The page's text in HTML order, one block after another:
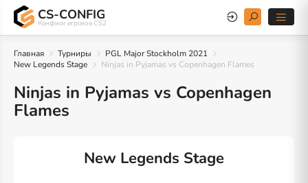
CS-CONFIG
Конфиги игроков CS2
Главная Турниры
PGL Major Stockholm 2021
New Legends Stage
Ninjas in Pyjamas vs Copenhagen Flames
Ninjas in Pyjamas vs Copenhagen
Flames
New Legends Stage